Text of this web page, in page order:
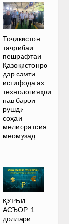
Тоҷикистон
таҷрибаи
пешрафтаи
Қазоқистонро
дар самти
истифода аз
технологияҳои
нав барои
рушди
соҳаи
мелиоратсия
меомӯзад
ҚУРБИ
АСЪОР: 1
доллари